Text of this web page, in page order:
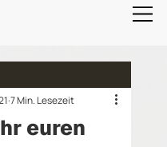
euren
7 Min. Lesezeit